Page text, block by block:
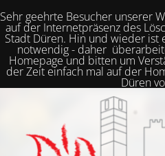
Sehr geehrte Besucher unserer
auf der Internetpräsenz des
Stadt Düren. Hin und wieder ist
notwendig - daher
Homepage und bitten um
der Zeit einfach mal auf der
Düren